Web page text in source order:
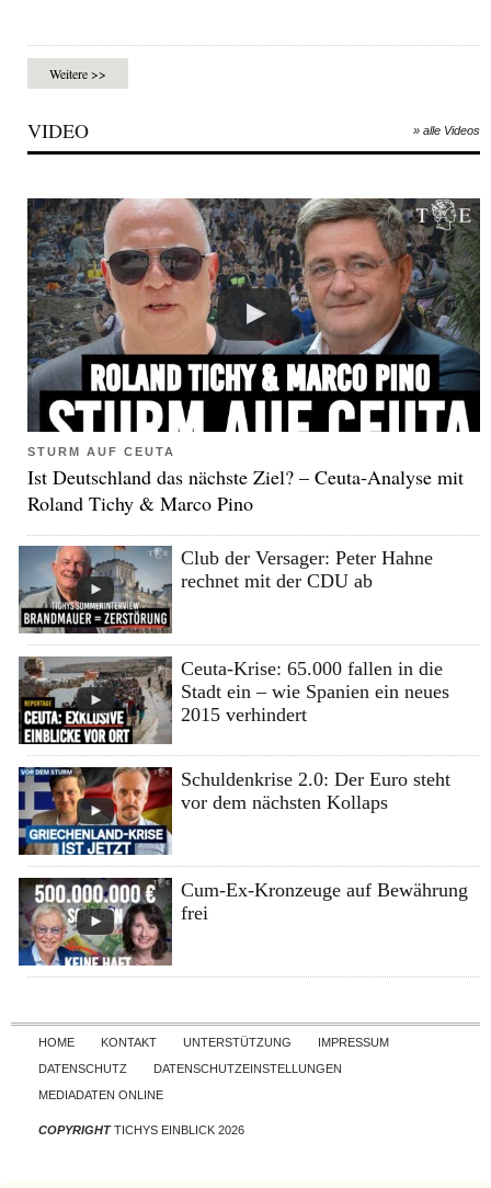
Weitere >>
VIDEO » alle Videos
STURM AUF CEUTA
Ist Deutschland das nächste Ziel? – Ceuta-Analyse mit
Roland Tichy & Marco Pino
Club der Versager: Peter Hahne
rechnet mit der CDU ab
Ceuta-Krise: 65.000 fallen in die
Stadt ein – wie Spanien ein neues
2015 verhindert
Schuldenkrise 2.0: Der Euro steht
vor dem nächsten Kollaps
Cum-Ex-Kronzeuge auf Bewährung
frei
Skip to content
HOME KONTAKT UNTERSTÜTZUNG
IMPRESSUM
DATENSCHUTZ
DATENSCHUTZEINSTELLUNGEN
MEDIADATEN ONLINE
COPYRIGHTTICHYS EINBLICK 2026